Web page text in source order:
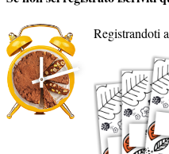
Registrandoti